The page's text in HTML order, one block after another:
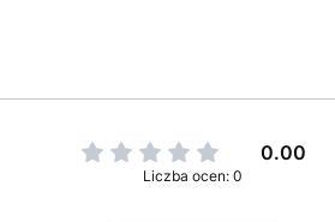
0.00
Liczba ocen: 0